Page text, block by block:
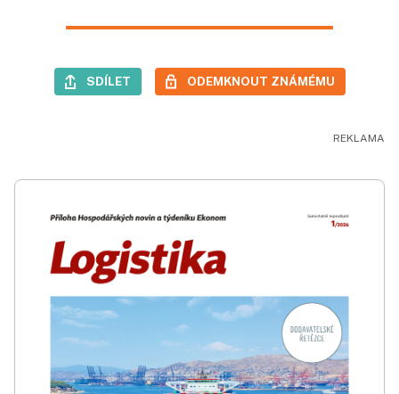
SDÍLET ODEMKNOUT ZNÁMÉMU